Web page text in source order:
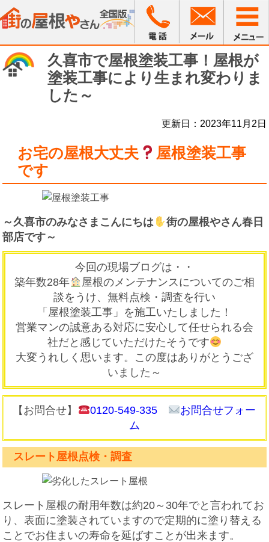
久喜市で屋根塗装工事！屋根が
塗装工事により生まれ変わりま
した～
更新日：2023年11月2日
お宅の屋根大丈夫
屋根塗装工事
です
～久喜市のみなさまこんにちは
街の屋根やさん春日
部店です～
今回の現場ブログは・・
築年数28年
屋根のメンテナンスについてのご相
談をうけ、無料点検・調査を行い
「屋根塗装工事」を施工いたしました！
営業マンの誠意ある対応に安心して任せられる会
社だと感じていただけたそうです
大変うれしく思います。この度はありがとうござ
いました～
【お問合せ】 0120-549-335
お問合せフォー
ム
スレート屋根点検・調査
スレート屋根の耐用年数は約20～30年でと言われてお
り、表面に塗装されていますので定期的に塗り替える
ことでお住まいの寿命を延ばすことが出来ます。